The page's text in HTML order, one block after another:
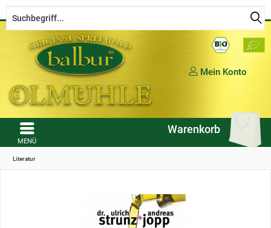
MENÜ
Warenkorb
Mein Konto
Literatur